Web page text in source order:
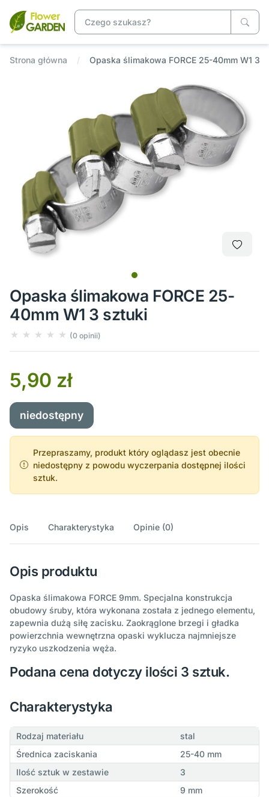
Strona główna Opaska ślimakowa FORCE 25-40mm W1 3
Opaska ślimakowa FORCE 25-
40mm W1 3 sztuki
(0 opinii)
5,90 zł
niedostępny
Przepraszamy, produkt który oglądasz jest obecnie
niedostępny z powodu wyczerpania dostępnej ilości
sztuk.
Opis Charakterystyka Opinie (0)
Opis produktu
Opaska ślimakowa FORCE 9mm. Specjalna konstrukcja
obudowy śruby, która wykonana została z jednego elementu,
zapewnia dużą siłę zacisku. Zaokrąglone brzegi i gładka
powierzchnia wewnętrzna opaski wyklucza najmniejsze
ryzyko uszkodzenia węża.
Podana cena dotyczy ilości 3 sztuk.
Charakterystyka
Rodzaj materiału
stal
Średnica zaciskania
25-40 mm
Ilość sztuk w zestawie
3
Szerokość
9 mm